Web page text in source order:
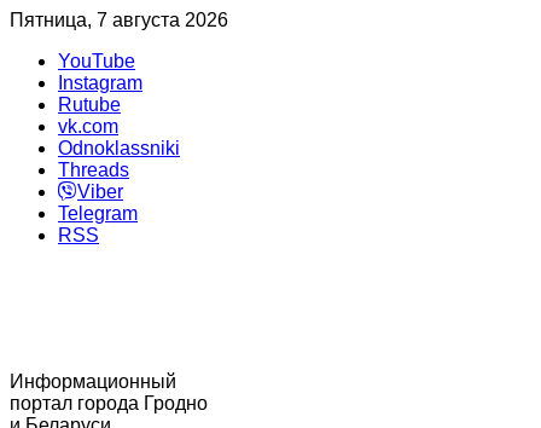
Пятница, 7 августа 2026
YouTube
Instagram
Rutube
vk.com
Odnoklassniki
Threads
Viber
Telegram
RSS
Информационный
портал города Гродно